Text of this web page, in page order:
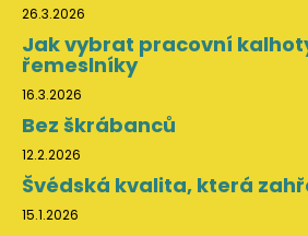
26.3.2026
Jak vybrat pracovní
řemeslníky
16.3.2026
Bez škrábanců
12.2.2026
Švédská kvalita, která
15.1.2026